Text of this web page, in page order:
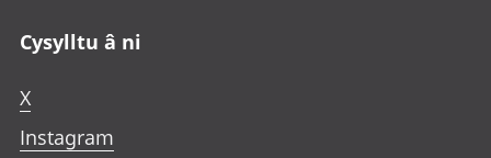
Cysylltu â ni
X
Instagram